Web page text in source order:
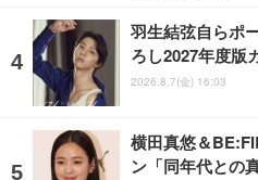
羽生結弦自らポ
ろし2027年度版
2026.8.7(金) 16:03
横田真悠＆
ン「同年代との